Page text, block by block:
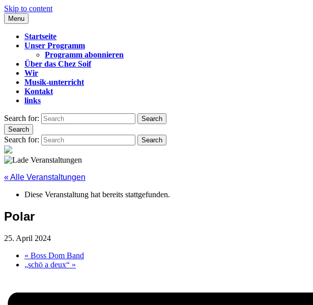
Skip to content
CHEZ SOIF
Menu
Startseite
Unser Programm
Programm abonnieren
Über das Chez Soif
Wir
Musik-unterricht
Kontakt
links
Search for:
Search
Search
Search for: Search
« Alle Veranstaltungen
Diese Veranstaltung hat bereits stattgefunden.
Polar
25. April 2024
« Boss Dom Band
„schö a deux“ »